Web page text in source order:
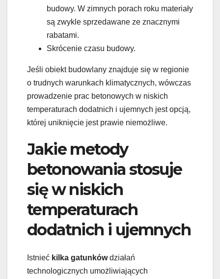
budowy. W zimnych porach roku materiały
są zwykle sprzedawane ze znacznymi
rabatami.
Skrócenie czasu budowy.
Jeśli obiekt budowlany znajduje się w regionie
o trudnych warunkach klimatycznych, wówczas
prowadzenie prac betonowych w niskich
temperaturach dodatnich i ujemnych jest opcją,
której uniknięcie jest prawie niemożliwe.
Jakie metody
betonowania stosuje
się w niskich
temperaturach
dodatnich i ujemnych
Istnieć kilka gatunkówdziałań
technologicznych umożliwiających